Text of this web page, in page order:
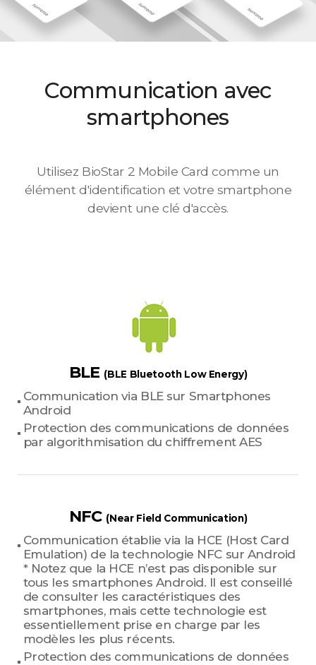
Communication avec
smartphones
Utilisez BioStar 2 Mobile Card comme un
élément d'identification et votre smartphone
devient une clé d'accès.
BLE (BLE Bluetooth Low Energy)
Communication via BLE sur Smartphones
Android
Protection des communications de données
par algorithmisation du chiffrement AES
NFC (Near Field Communication)
Communication établie via la HCE (Host Card
Emulation) de la technologie NFC sur Android
* Notez que la HCE n’est pas disponible sur
tous les smartphones Android. Il est conseillé
de consulter les caractéristiques des
smartphones, mais cette technologie est
essentiellement prise en charge par les
modèles les plus récents.
Protection des communications de données